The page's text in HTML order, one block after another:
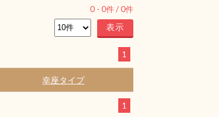
0 - 0件 /0件
1
幸座タイプ
1